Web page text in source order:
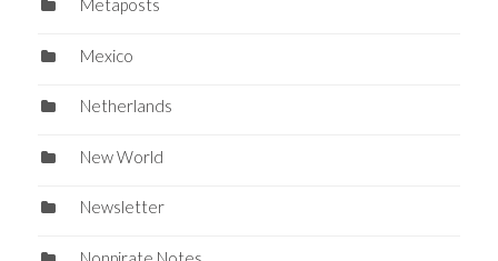
Metaposts
Mexico
Netherlands
New World
Newsletter